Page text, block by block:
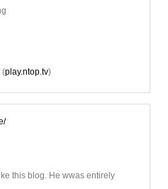
(play.ntop.tv)
this blog. He wwas entirely